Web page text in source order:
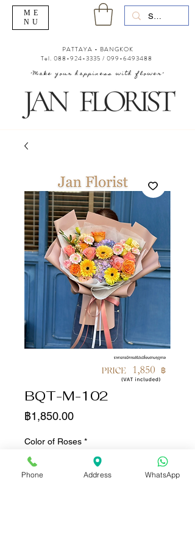
"Make your happiness with flower"
PATTAYA - BANGKOK
Tel. 088-924-3335 / 099-6493488
ME
NU
BQT-M-102
฿1,850.00ราคา
Color of Roses *
Phone Address WhatsApp